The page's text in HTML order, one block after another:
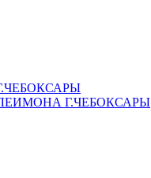
Г.ЧЕБОКСАРЫ